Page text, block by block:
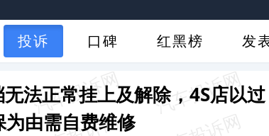
投诉 口碑 红黑榜 发
法正常挂上及解除，4S店以过
为由需自费维修